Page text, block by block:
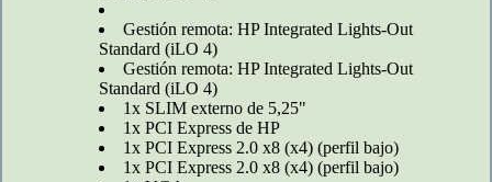
Gestión remota: HP Integrated Lights-Out
Standard (iLO 4)
Gestión remota: HP Integrated Lights-Out
Standard (iLO 4)
1x SLIM externo de 5,25"
1x PCI Express de HP
1x PCI Express 2.0 x8 (x4) (perfil bajo)
1x PCI Express 2.0 x8 (x4) (perfil bajo)